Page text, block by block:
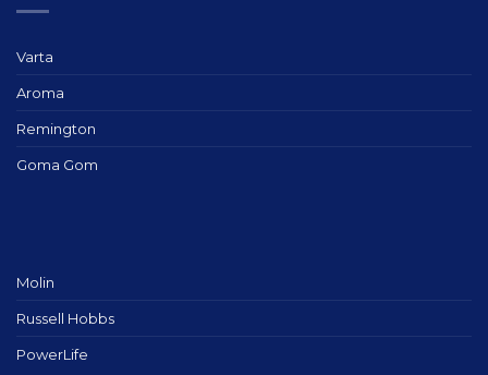
Varta
Aroma
Remington
Goma Gom
Molin
Russell Hobbs
PowerLife